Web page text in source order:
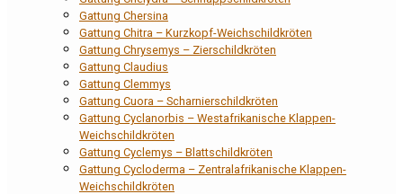
Gattung Chersina
Gattung Chitra – Kurzkopf-Weichschildkröten
Gattung Chrysemys – Zierschildkröten
Gattung Claudius
Gattung Clemmys
Gattung Cuora – Scharnierschildkröten
Gattung Cyclanorbis – Westafrikanische Klappen-
Weichschildkröten
Gattung Cyclemys – Blattschildkröten
Gattung Cycloderma – Zentralafrikanische Klappen-
Weichschildkröten